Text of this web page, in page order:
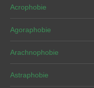
Acrophobie
Agoraphobie
Arachnophobie
Astraphobie